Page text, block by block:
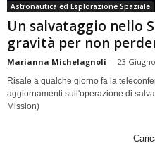
Astronautica ed Esplorazione Spaziale
Un salvataggio nello
gravità per non
Marianna Michelagnoli - 23
Risale a qualche giorno fa la
aggiornamenti sull'operazione di
Mission)